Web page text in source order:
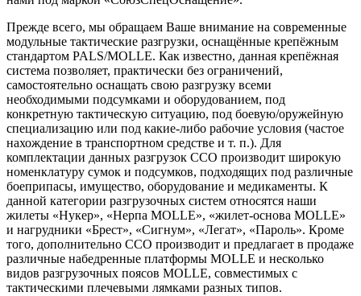
Прежде всего, мы обращаем Ваше внимание на современные
модульные тактические разгрузки, оснащённые крепёжным
стандартом PALS/MOLLE. Как известно, данная крепёжная
система позволяет, практически без ограничений,
самостоятельно оснащать свою разгрузку всеми
необходимыми подсумками и оборудованием, под
конкретную тактическую ситуацию, под боевую/оружейную
специализацию или под какие-либо рабочие условия (частое
нахождение в транспортном средстве и т. п.). Для
комплектации данных разгрузок ССО производит широкую
номенклатуру сумок и подсумков, подходящих под различные
боеприпасы, имущество, оборудование и медикаменты. К
данной категории разгрузочных систем относятся наши
жилеты «Нукер», «Нерпа MOLLE», «жилет-основа MOLLE»
и нагрудники «Брест», «Сигнум», «Легат», «Пароль». Кроме
того, дополнительно ССО производит и предлагает в продаже
различные набедренные платформы MOLLE и несколько
видов разгрузочных поясов MOLLE, совместимых с
тактическими плечевыми лямками разных типов.